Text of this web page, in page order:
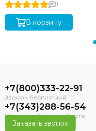
1
В корзину
+7(800)333-22-91
+7(343)288-56-54
Заказать звонок